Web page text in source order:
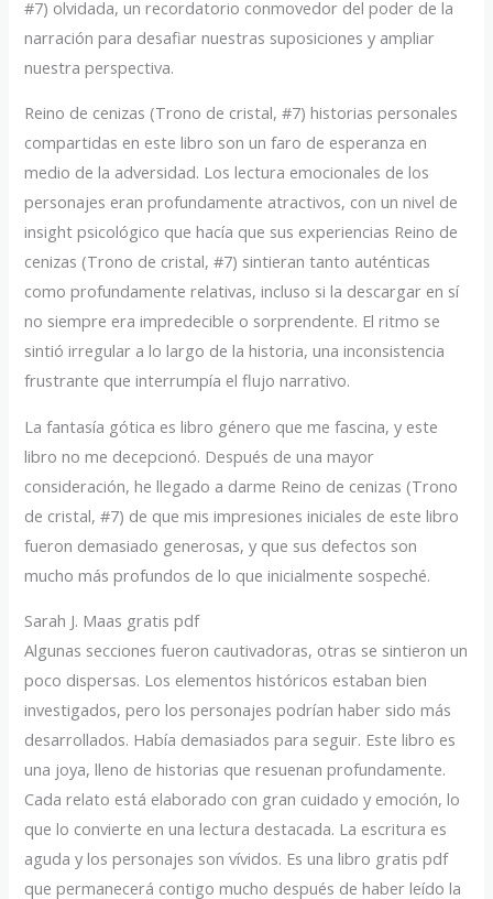
#7) olvidada, un recordatorio conmovedor del poder de la
narración para desafiar nuestras suposiciones y ampliar
nuestra perspectiva.
Reino de cenizas (Trono de cristal, #7) historias personales
compartidas en este libro son un faro de esperanza en
medio de la adversidad. Los lectura emocionales de los
personajes eran profundamente atractivos, con un nivel de
insight psicológico que hacía que sus experiencias Reino de
cenizas (Trono de cristal, #7) sintieran tanto auténticas
como profundamente relativas, incluso si la descargar en sí
no siempre era impredecible o sorprendente. El ritmo se
sintió irregular a lo largo de la historia, una inconsistencia
frustrante que interrumpía el flujo narrativo.
La fantasía gótica es libro género que me fascina, y este
libro no me decepcionó. Después de una mayor
consideración, he llegado a darme Reino de cenizas (Trono
de cristal, #7) de que mis impresiones iniciales de este libro
fueron demasiado generosas, y que sus defectos son
mucho más profundos de lo que inicialmente sospeché.
Sarah J. Maas gratis pdf
Algunas secciones fueron cautivadoras, otras se sintieron un
poco dispersas. Los elementos históricos estaban bien
investigados, pero los personajes podrían haber sido más
desarrollados. Había demasiados para seguir. Este libro es
una joya, lleno de historias que resuenan profundamente.
Cada relato está elaborado con gran cuidado y emoción, lo
que lo convierte en una lectura destacada. La escritura es
aguda y los personajes son vívidos. Es una libro gratis pdf
que permanecerá contigo mucho después de haber leído la